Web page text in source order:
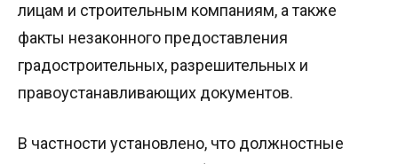
лицам и строительным компаниям, а также
факты незаконного предоставления
градостроительных, разрешительных и
правоустанавливающих документов.
В частности установлено, что должностные